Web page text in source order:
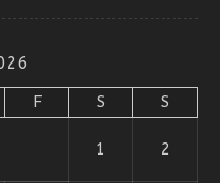
F S S
1 2